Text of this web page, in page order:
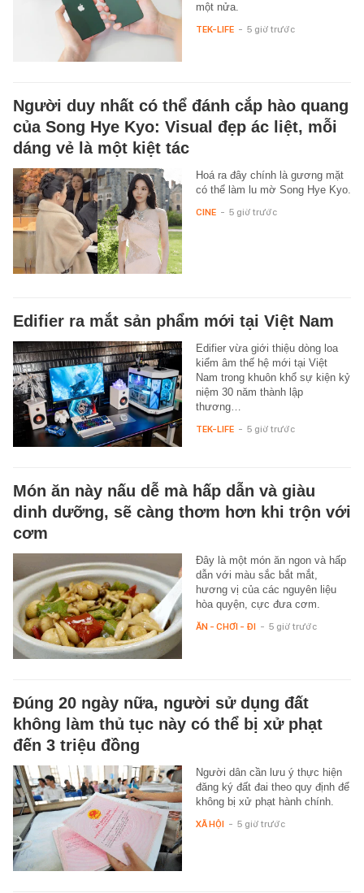
một nửa.
TEK-LIFE - 5 giờ trước
Người duy nhất có thể đánh cắp hào quang
của Song Hye Kyo: Visual đẹp ác liệt, mỗi
dáng vẻ là một kiệt tác
Hoá ra đây chính là gương mặt
có thể làm lu mờ Song Hye Kyo.
CINE - 5 giờ trước
Edifier ra mắt sản phẩm mới tại Việt Nam
Edifier vừa giới thiệu dòng loa
kiểm âm thế hệ mới tại Việt
Nam trong khuôn khổ sự kiện kỷ
niệm 30 năm thành lập
thương…
TEK-LIFE - 5 giờ trước
Món ăn này nấu dễ mà hấp dẫn và giàu
dinh dưỡng, sẽ càng thơm hơn khi trộn với
cơm
Đây là một món ăn ngon và hấp
dẫn với màu sắc bắt mắt,
hương vị của các nguyên liệu
hòa quyện, cực đưa cơm.
ĂN - CHƠI - ĐI - 5 giờ trước
Đúng 20 ngày nữa, người sử dụng đất
không làm thủ tục này có thể bị xử phạt
đến 3 triệu đồng
Người dân cần lưu ý thực hiện
đăng ký đất đai theo quy định để
không bị xử phạt hành chính.
XÃ HỘI - 5 giờ trước